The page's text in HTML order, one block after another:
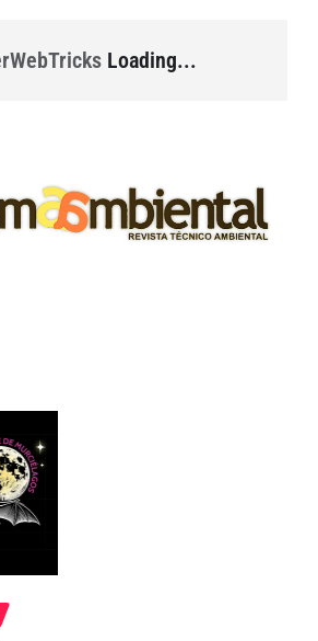
Loading...